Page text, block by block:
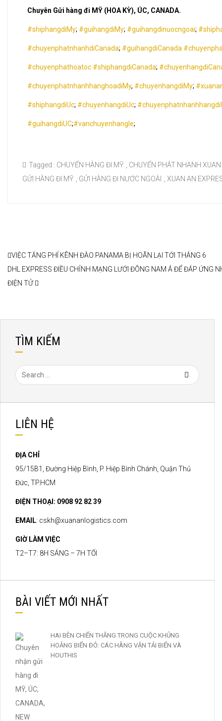
Chuyên Gửi hàng đi MỸ (HOA KỲ), ÚC, CANADA.
#shiphangdiMy; #guihangdiMy; #guihangdinuocngoai;
#chuyenphatnhanhdiCanada; #guihangdiCanada
#chuyenphathoatoc #shiphangdiCanada;
#chuyenphatnhanhhanghoadiMy, #chuyenhangdiMy;
#shiphangdiUc; #chuyenhangdiUc;
#guihangdiUC;#vanchuyenhangle;
Tagged : CHUYỂN HÀNG ĐI MỸ , CHUYỂN PHÁT NHANH
GỬI HÀNG ĐI MỸ , GỬI HÀNG ĐI NƯỚC NGOÀI , XUAN AN
VIỆC TĂNG PHÍ KÊNH ĐÀO PANAMA BỊ HOÃN LẠI TỚI THÁNG 6
DHL EXPRESS ĐIỀU CHỈNH MẠNG LƯỚI ĐÔNG NAM Á ĐỂ ĐÁP ỨNG
ĐIỆN TỬ
TÌM KIẾM
LIÊN HỆ
ĐỊA CHỈ
95/15B1, Đường Hiệp Bình, P. Hiệp Bình Chánh, Quận Thủ
Đức, TP.HCM
ĐIỆN THOẠI: 0908 92 82 39
EMAIL: cskh@xuananlogistics.com
GIỜ LÀM VIỆC
T2–T7: 8H SÁNG – 7H TỐI
BÀI VIẾT MỚI NHẤT
HAI BÊN CHIẾN THẮNG TRONG CUỘC KHỦNG
HOẢNG BIỂN ĐỎ: CÁC HÃNG VẬN TẢI BIỂN VÀ
HOUTHIS